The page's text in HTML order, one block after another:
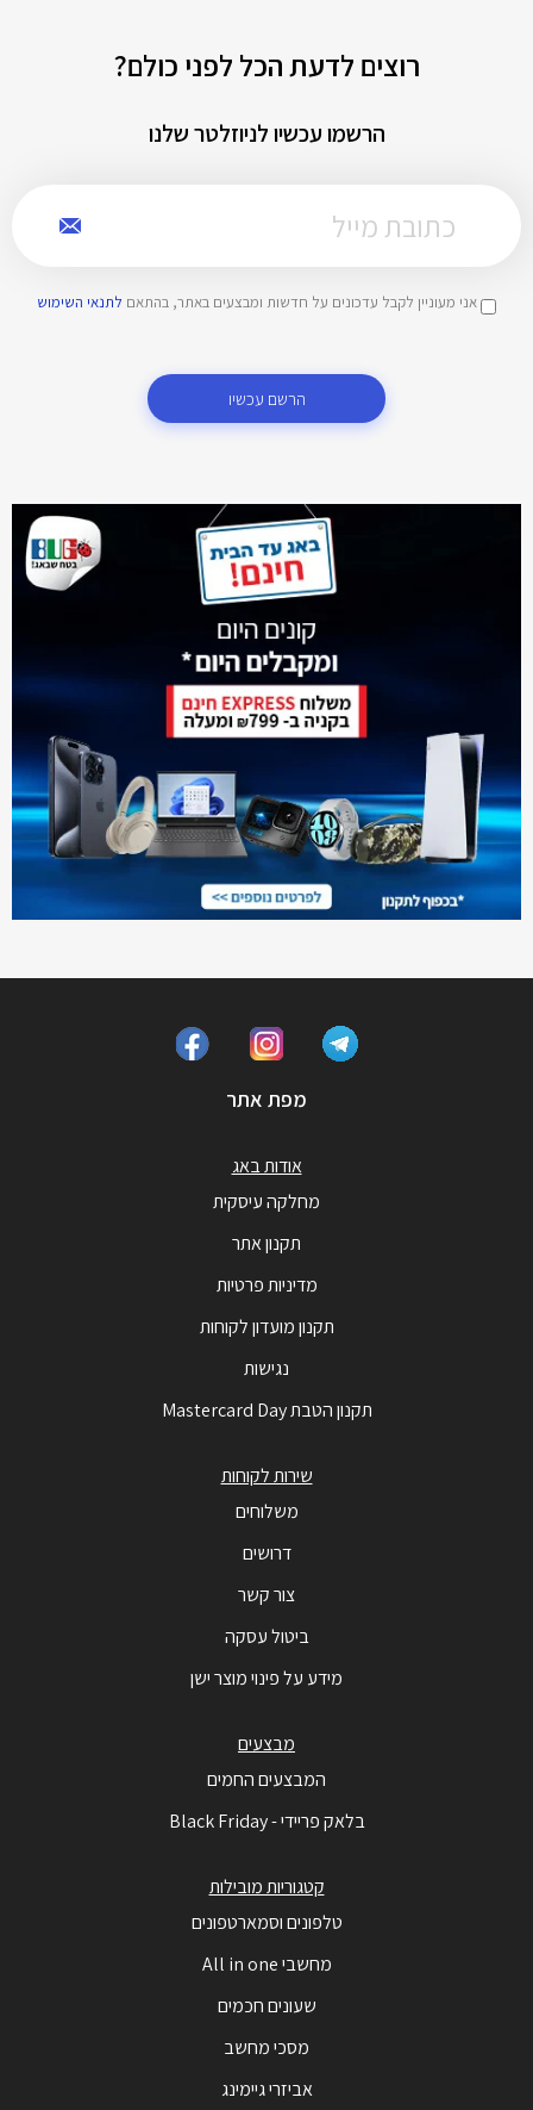
רוצים לדעת הכל לפני כולם?
הרשמו עכשיו לניוזלטר שלנו
אני מעוניין לקבל עדכונים על חדשות ומבצעים באתר, בהתאם לתנאי השימוש
הרשם עכשיו
מפת אתר
אודות באג
מחלקה עיסקית
תקנון אתר
מדיניות פרטיות
תקנון מועדון לקוחות
נגישות
תקנון הטבת Mastercard Day
שירות לקוחות
משלוחים
דרושים
צור קשר
ביטול עסקה
מידע על פינוי מוצר ישן
מבצעים
המבצעים החמים
בלאק פריידי - Black Friday
קטגוריות מובילות
טלפונים וסמארטפונים
מחשבי All in one
שעונים חכמים
מסכי מחשב
אביזרי גיימינג